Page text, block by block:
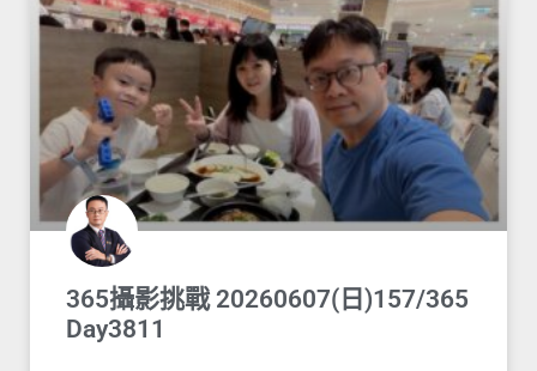
365攝影挑戰 20260607(日)157/365
Day3811